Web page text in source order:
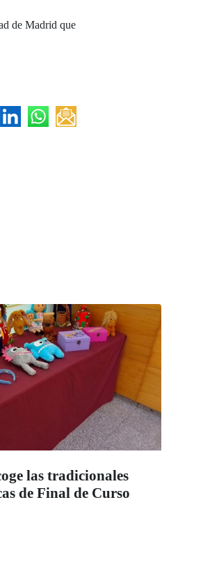
de Madrid que
las tradicionales
de Final de Curso